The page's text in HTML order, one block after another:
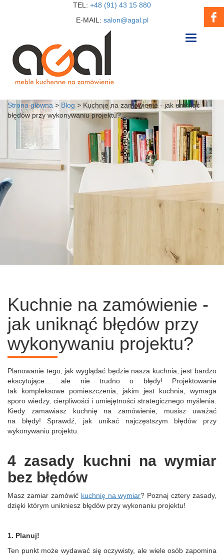
TEL: +48 (91) 43 15 880
E-MAIL: salon@agal.pl
Toggle
Strona główna > Blog > Kuchnie na zamówienie - jak uniknąć
błędów przy wykonywaniu projektu?
Kuchnie na zamówienie -
jak uniknąć błędów przy
wykonywaniu projektu?
Planowanie tego, jak wyglądać będzie nasza kuchnia, jest bardzo
ekscytujące… ale nie trudno o błędy! Projektowanie
tak kompleksowe pomieszczenia, jakim jest kuchnia, wymaga
sporo wiedzy, cierpliwości i umiejętności strategicznego myślenia.
Kiedy zamawiasz kuchnię na zamówienie, musisz uważać
na błędy! Sprawdź, jak unikać najczęstszym błędów przy
wykonywaniu projektu.
4 zasady kuchni na wymiar
bez błędów
Masz zamiar zamówić kuchnię na wymiar? Poznaj cztery zasady,
dzięki którym unikniesz błędów przy wykonaniu projektu!
1. Planuj!
Ten punkt może wydawać się oczywisty, ale wiele osób zapomina